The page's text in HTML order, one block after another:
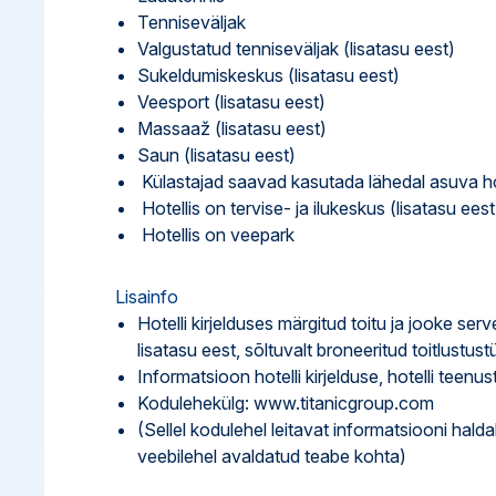
Tenniseväljak
Valgustatud tenniseväljak (lisatasu eest)
Sukeldumiskeskus (lisatasu eest)
Veesport (lisatasu eest)
Massaaž (lisatasu eest)
Saun (lisatasu eest)
Külastajad saavad kasutada lähedal asuva
Hotellis on tervise- ja ilukeskus (lisatasu
Hotellis on veepark
Lisainfo
Hotelli kirjelduses märgitud toitu ja jooke
lisatasu eest, sõltuvalt broneeritud
Informatsioon hotelli kirjelduse, hotelli
Kodulehekülg: www.titanicgroup.com
(Sellel kodulehel leitavat informatsiooni
veebilehel avaldatud teabe kohta)